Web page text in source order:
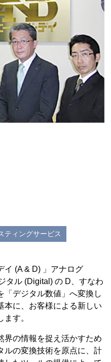
ティングサービス
イ (A & D) 」アナログ
タル (Digital) の D、すなわ
「デジタル数値」へ変換し
本に、お客様による新しい
す。
界の情報を捉え活かすため
ルの変換技術を原点に、計